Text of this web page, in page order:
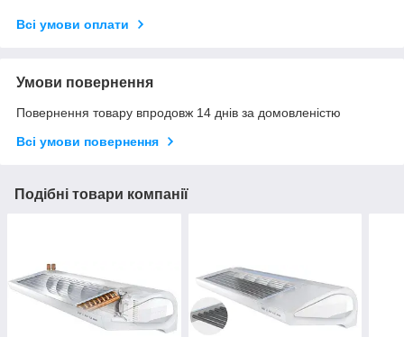
Всі умови оплати
Умови повернення
Повернення товару впродовж 14 днів за домовленістю
Всі умови повернення
Подібні товари компанії